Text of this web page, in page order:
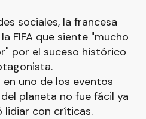
sociales, la francesa
FIFA que siente "mucho
por el suceso histórico
uno de los eventos
planeta no fue fácil ya
lidiar con críticas.